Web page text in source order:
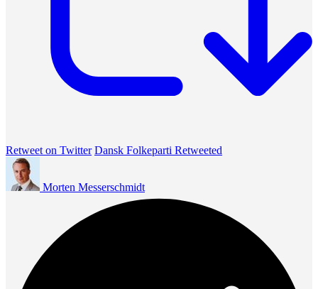
Retweet on Twitter Dansk Folkeparti Retweeted
Morten Messerschmidt